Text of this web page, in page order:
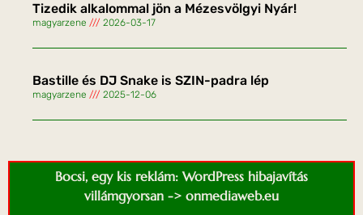
Tizedik alkalommal jön a Mézesvölgyi Nyár!
magyarzene 2026-03-17
Bastille és DJ Snake is SZIN-padra lép
magyarzene 2025-12-06
Bocsi, egy kis reklám: WordPress hibajavítás
villámgyorsan -> onmediaweb.eu